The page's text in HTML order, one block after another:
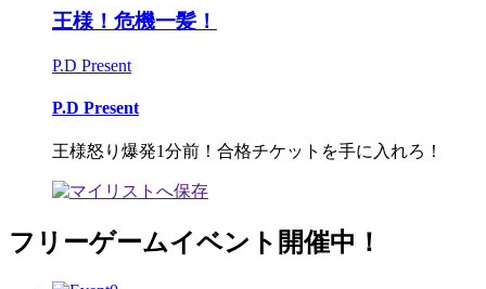
王様！危機一髪！
P.D Present
P.D Present
王様怒り爆発1分前！合格チケットを手に入れろ！
フリーゲームイベント開催中！